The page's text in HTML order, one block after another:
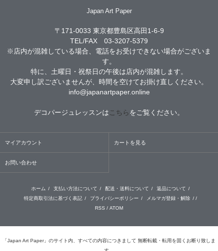
Japan Art Paper
〒171-0033 東京都豊島区高田1-6-9
TEL/FAX 03-3207-5379
※店内が混雑している場合、電話をお受けできない場合がございま
す。
特に、土曜日・祝祭日の午後は店内が混雑します。
大変申し訳ございませんが、時間を空けてお掛け直しください。
info@japanartpaper.online
デコパージュレッスンは こちらをご覧ください。
マイアカウント カートを見る
お問い合わせ
ホーム / 支払い方法について / 配送・送料について / 返品について /
特定商取引法に基づく表記 / プライバシーポリシー / メルマガ登録・解除 / /
RSS / ATOM
「Japan Art Paper」のサイト内、すべての内容につきまして 無断転載・転用を固くお断り致しま